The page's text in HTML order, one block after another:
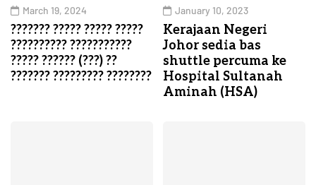
March 19, 2024
??????? ????? ????? ?????
?????????? ???????????
????? ?????? (???) ??
??????? ????????? ????????
January 10, 2023
Kerajaan Negeri
Johor sedia bas
shuttle percuma ke
Hospital Sultanah
Aminah (HSA)